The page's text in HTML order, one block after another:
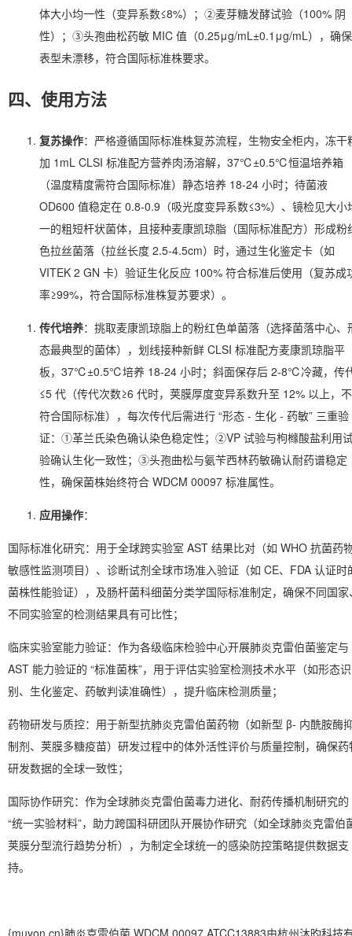
体大小均一性（变异系数≤8%）；②麦芽糖发酵试验（100% 阴
性）；③头孢曲松药敏 MIC 值（0.25μg/mL±0.1μg/mL），确保
表型未漂移，符合国际标准株要求。
四、使用方法
复苏操作：严格遵循国际标准株复苏流程，生物安全柜内，冻干
加 1mL CLSI 标准配方营养肉汤溶解，37℃±0.5℃恒温培养箱
（温度精度需符合国际标准）静态培养 18-24 小时；待菌液
OD600 值稳定在 0.8-0.9（吸光度变异系数≤3%）、镜检见大小
一的粗短杆状菌体，且接种麦康凯琼脂（国际标准配方）形成粉
色拉丝菌落（拉丝长度 2.5-4.5cm）时，通过生化鉴定卡（如
VITEK 2 GN 卡）验证生化反应 100% 符合标准后使用（复苏成
率≥99%，符合国际标准株复苏要求）。
传代培养：挑取麦康凯琼脂上的粉红色单菌落（选择菌落中心、
态最典型的菌体），划线接种新鲜 CLSI 标准配方麦康凯琼脂平
板，37℃±0.5℃培养 18-24 小时；斜面保存后 2-8℃冷藏，传
≤5 代（传代次数≥6 代时，荚膜厚度变异系数升至 12% 以上，不
符合国际标准），每次传代后需进行 “形态 - 生化 - 药敏” 三重验
证：①革兰氏染色确认染色稳定性；②VP 试验与枸橼酸盐利用
验确认生化一致性；③头孢曲松与氨苄西林药敏确认耐药谱稳定
性，确保菌株始终符合 WDCM 00097 标准属性。
应用操作：
国际标准化研究：用于全球跨实验室 AST 结果比对（如 WHO 抗菌药
敏感性监测项目）、诊断试剂全球市场准入验证（如 CE、FDA 认证时
菌株性能验证），及肠杆菌科细菌分类学国际标准制定，确保不同国家
不同实验室的检测结果具有可比性；
临床实验室能力验证：作为各级临床检验中心开展肺炎克雷伯菌鉴定与
AST 能力验证的 “标准菌株”，用于评估实验室检测技术水平（如形态识
别、生化鉴定、药敏判读准确性），提升临床检测质量；
药物研发与质控：用于新型抗肺炎克雷伯菌药物（如新型 β- 内酰胺酶
制剂、荚膜多糖疫苗）研发过程中的体外活性评价与质量控制，确保药
研发数据的全球一致性；
国际协作研究：作为全球肺炎克雷伯菌毒力进化、耐药传播机制研究的
“统一实验材料”，助力跨国科研团队开展协作研究（如全球肺炎克雷伯
荚膜分型流行趋势分析），为制定全球统一的感染防控策略提供数据支
持。
{muyon.cn}肺炎克雷伯菌 WDCM 00097 ATCC13883由杭州沐昀科技